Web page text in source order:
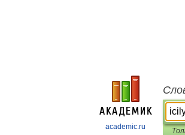
academic.ru